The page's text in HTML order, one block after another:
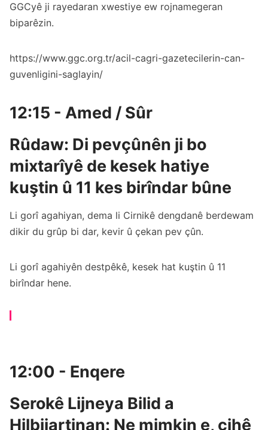
GGCyê ji rayedaran xwestiye ew rojnamegeran
biparêzin.
https://www.ggc.org.tr/acil-cagri-gazetecilerin-can-
guvenligini-saglayin/
12:15 - Amed / Sûr
Rûdaw: Di pevçûnên ji bo
mixtarîyê de kesek hatiye
kuştin û 11 kes birîndar bûne
Li gorî agahiyan, dema li Cirnikê dengdanê berdewam
dikir du grûp bi dar, kevir û çekan pev çûn.
Li gorî agahiyên destpêkê, kesek hat kuştin û 11
birîndar hene.
12:00 - Enqere
Serokê Lijneya Bilid a
Hilbijartinan: Ne mimkin e, cihê